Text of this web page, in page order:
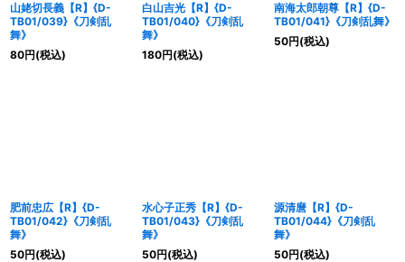
山姥切長義【R】{D-
TB01/039}《刀剣乱
舞》
80円(税込)
白山吉光【R】{D-
TB01/040}《刀剣乱
舞》
180円(税込)
南海太郎朝尊【R】{D-
TB01/041}《刀剣乱舞》
50円(税込)
肥前忠広【R】{D-
TB01/042}《刀剣乱
舞》
50円(税込)
水心子正秀【R】{D-
TB01/043}《刀剣乱
舞》
50円(税込)
源清麿【R】{D-
TB01/044}《刀剣乱
舞》
50円(税込)